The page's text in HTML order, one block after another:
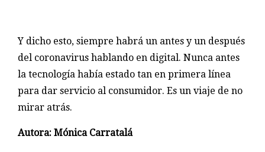
Y dicho esto, siempre habrá un antes y un después
del coronavirus hablando en digital. Nunca antes
la tecnología había estado tan en primera línea
para dar servicio al consumidor. Es un viaje de no
mirar atrás.
Autora: Mónica Carratalá